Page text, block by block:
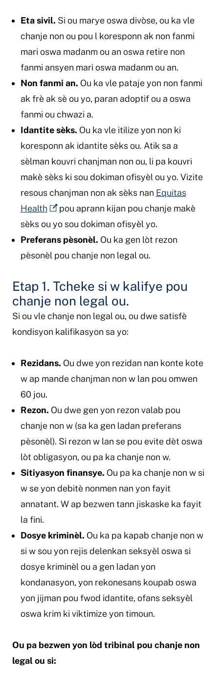
Eta sivil. Si ou marye oswa divòse, ou ka vle
chanje non ou pou l koresponn ak non fanmi
mari oswa madanm ou an oswa retire non
fanmi ansyen mari oswa madanm ou an.
Non fanmi an. Ou ka vle pataje yon non fanmi
ak frè ak sè ou yo, paran adoptif ou a oswa
fanmi ou chwazi a.
Idantite sèks. Ou ka vle itilize yon non ki
koresponn ak idantite sèks ou. Atik sa a
sèlman kouvri chanjman non ou, li pa kouvri
makè sèks ki sou dokiman ofisyèl ou yo. Vizite
resous chanjman non ak sèks nan Equitas
Health
pou aprann kijan pou chanje makè
sèks ou yo sou dokiman ofisyèl yo.
Preferans pèsonèl. Ou ka gen lòt rezon
pèsonèl pou chanje non legal ou.
Etap 1. Tcheke si w kalifye pou
chanje non legal ou.
Si ou vle chanje non legal ou, ou dwe satisfè
kondisyon kalifikasyon sa yo:
Rezidans. Ou dwe yon rezidan nan konte kote
w ap mande chanjman non w lan pou omwen
60 jou.
Rezon. Ou dwe gen yon rezon valab pou
chanje non w (sa ka gen ladan preferans
pèsonèl). Si rezon w lan se pou evite dèt oswa
lòt obligasyon, ou pa ka chanje non w.
Sitiyasyon finansye. Ou pa ka chanje non w si
w se yon debitè nonmen nan yon fayit
annatant. W ap bezwen tann jiskaske ka fayit
la fini.
Dosye kriminèl. Ou ka pa kapab chanje non w
si w sou yon rejis delenkan seksyèl oswa si
dosye kriminèl ou a gen ladan yon
kondanasyon, yon rekonesans koupab oswa
yon jijman pou fwod idantite, ofans seksyèl
oswa krim ki viktimize yon timoun.
Ou pa bezwen yon lòd tribinal pou chanje non
legal ou si: